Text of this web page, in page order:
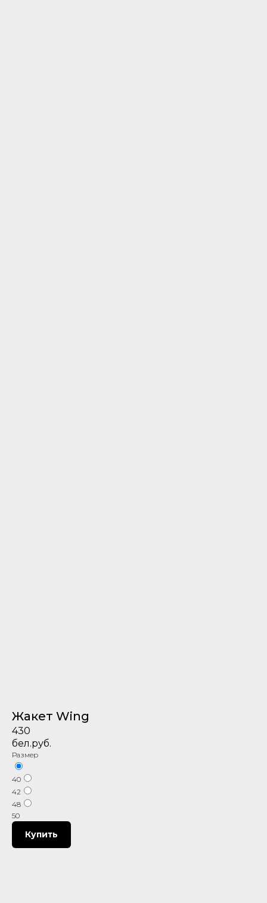
Жакет Wing
430
бел.руб.
Размер
40
42
48
50
Купить